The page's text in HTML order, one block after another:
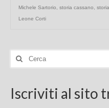
Michele Sartorio
storia cassano
Leone Corti
Cerca:
Iscriviti al sito